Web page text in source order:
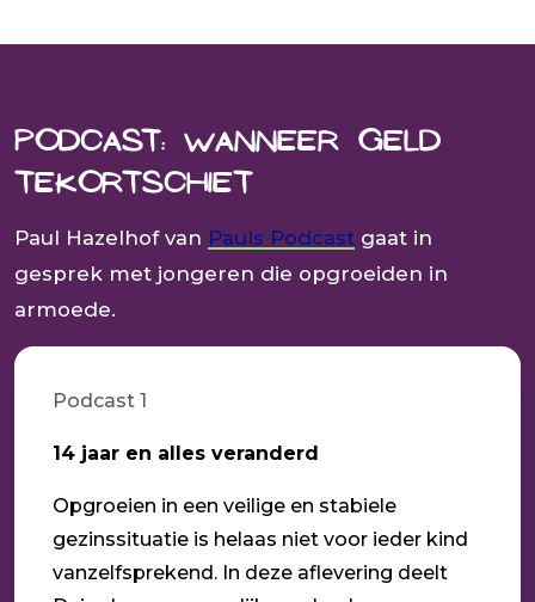
Podcast: Wanneer geld
tekortschiet
Paul Hazelhof van Pauls Podcast gaat in
gesprek met jongeren die opgroeiden in
armoede.
Podcast 1
14 jaar en alles veranderd
Opgroeien in een veilige en stabiele
gezinssituatie is helaas niet voor ieder kind
vanzelfsprekend. In deze aflevering deelt